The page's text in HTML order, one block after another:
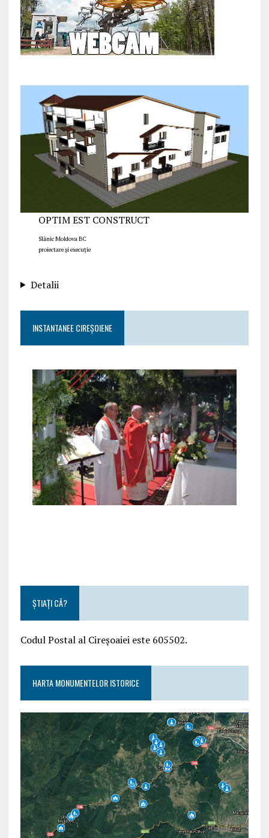
OPTIM EST CONSTRUCT
Slănic Moldova BC
proiectare și execuție
Detalii
INSTANTANEE CIREȘOIENE
ȘTIAȚI CĂ?
Codul Postal al Cireșoaiei este 605502.
HARTA MONUMENTELOR ISTORICE